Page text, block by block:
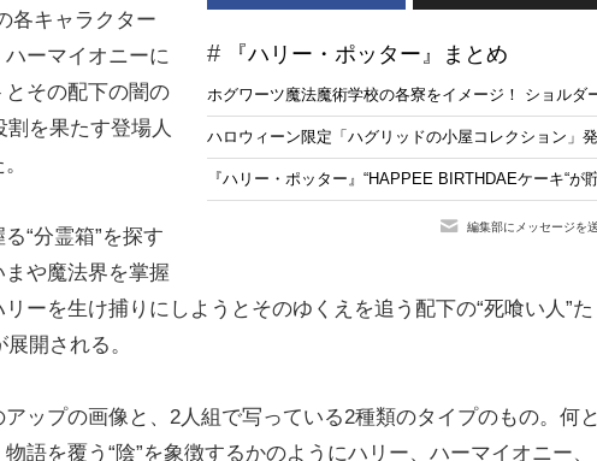
『ハリー・ポッター』まとめ
ホグワーツ魔法魔術学校の各寮をイメージ！ ショルダ
ハロウィーン限定「ハグリッドの小屋コレクション
『ハリー・ポッター』“HAPPEE BIRTHDAEケーキ“
編集部にメッセージを
各キャラクター
ーマイオニーに
その配下の闇の
割を果たす登場人
“分霊箱”を探す
や魔法界を掌握
ーを生け捕りにしようとそのゆくえを追う配下の“死喰い人”た
開される。
ップの画像と、2人組で写っている2種類のタイプのもの。何
語を覆う“陰”を象徴するかのようにハリー、ハーマイオニー、